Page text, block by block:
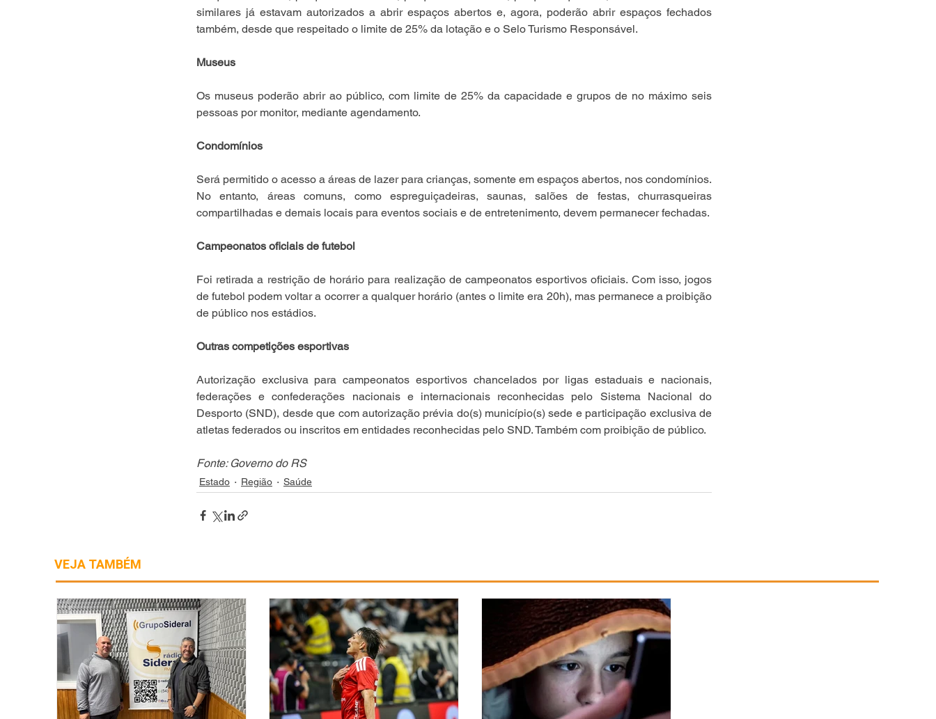
similares já estavam autorizados a abrir espaços abertos e, agora, poderão abrir espaços fechados
também, desde que respeitado o limite de 25% da lotação e o Selo Turismo Responsável.
Museus
Os museus poderão abrir ao público, com limite de 25% da capacidade e grupos de no máximo seis
pessoas por monitor, mediante agendamento.
Condomínios
Será permitido o acesso a áreas de lazer para crianças, somente em espaços abertos, nos condomínios.
No entanto, áreas comuns, como espreguiçadeiras, saunas, salões de festas, churrasqueiras
compartilhadas e demais locais para eventos sociais e de entretenimento, devem permanecer fechadas.
Campeonatos oficiais de futebol
Foi retirada a restrição de horário para realização de campeonatos esportivos oficiais. Com isso, jogos
de futebol podem voltar a ocorrer a qualquer horário (antes o limite era 20h), mas permanece a proibição
de público nos estádios.
Outras competições esportivas
Autorização exclusiva para campeonatos esportivos chancelados por ligas estaduais e nacionais,
federações e confederações nacionais e internacionais reconhecidas pelo Sistema Nacional do
Desporto (SND), desde que com autorização prévia do(s) município(s) sede e participação exclusiva de
atletas federados ou inscritos em entidades reconhecidas pelo SND. Também com proibição de público.
Fonte: Governo do RS
Estado Região Saúde
VEJA TAMBÉM